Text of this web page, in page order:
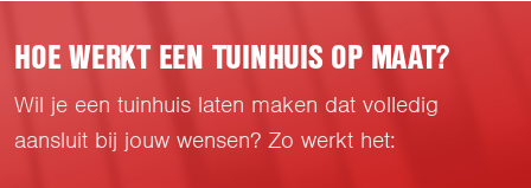
HOE WERKT EEN TUINHUIS OP MAAT?
Wil je een tuinhuis laten maken dat volledig
aansluit bij jouw wensen? Zo werkt het: